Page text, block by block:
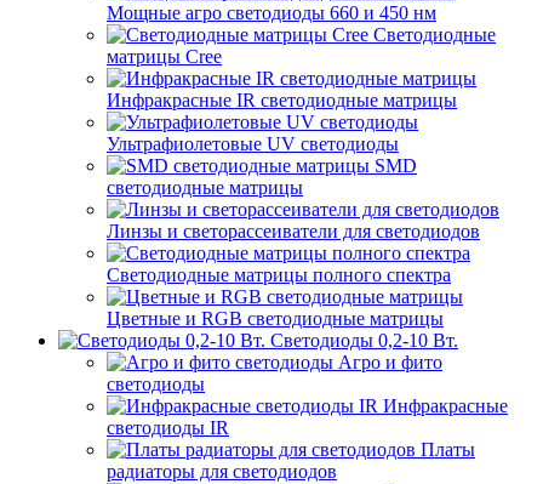
Мощные агро светодиоды 660 и 450 нм
Светодиодные
матрицы Cree
Инфракрасные IR светодиодные матрицы
Ультрафиолетовые UV светодиоды
SMD
светодиодные матрицы
Линзы и светорассеиватели для светодиодов
Светодиодные матрицы полного спектра
Цветные и RGB светодиодные матрицы
Светодиоды 0,2-10 Вт.
Агро и фито
светодиоды
Инфракрасные
светодиоды IR
Платы
радиаторы для светодиодов